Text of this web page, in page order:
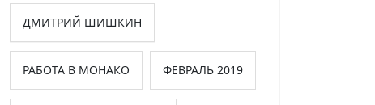
ДМИТРИЙ ШИШКИН
РАБОТА В МОНАКО ФЕВРАЛЬ 2019